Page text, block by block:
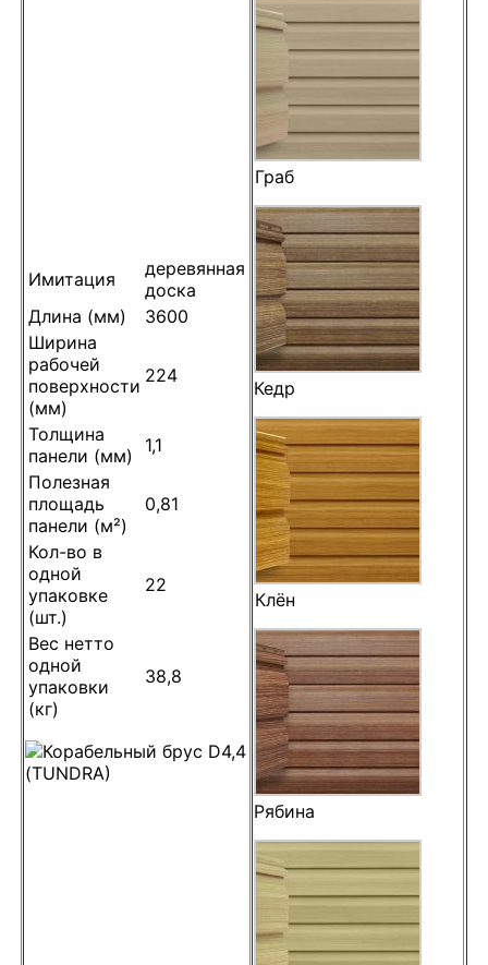
Имитация
деревянная
доска
Длина (мм)
3600
Ширина
рабочей
поверхности
(мм)
224
Толщина
панели (мм)
1,1
Полезная
площадь
панели (м²)
0,81
Кол-во в
одной
упаковке
(шт.)
22
Вес нетто
одной
упаковки
(кг)
38,8
Граб
Кедр
Клён
Рябина